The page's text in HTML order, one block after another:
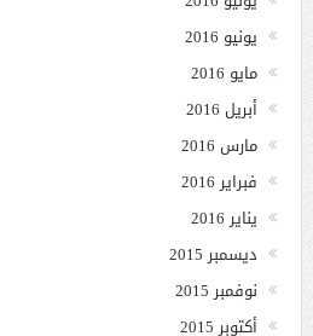
يونيو 2016
مايو 2016
أبريل 2016
مارس 2016
فبراير 2016
يناير 2016
ديسمبر 2015
نوفمبر 2015
أكتوبر 2015